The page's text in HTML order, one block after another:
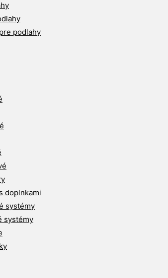
podlahy
doplnkami
systémy
systémy